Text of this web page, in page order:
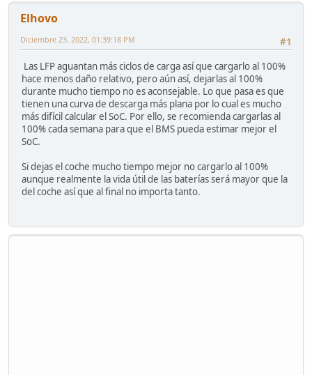
Elhovo
#1
Diciembre 23, 2022, 01:39:18 PM
Las LFP aguantan más ciclos de carga así que cargarlo al 100%
hace menos daño relativo, pero aún así, dejarlas al 100%
durante mucho tiempo no es aconsejable. Lo que pasa es que
tienen una curva de descarga más plana por lo cual es mucho
más difícil calcular el SoC. Por ello, se recomienda cargarlas al
100% cada semana para que el BMS pueda estimar mejor el
SoC.
Si dejas el coche mucho tiempo mejor no cargarlo al 100%
aunque realmente la vida útil de las baterías será mayor que la
del coche así que al final no importa tanto.